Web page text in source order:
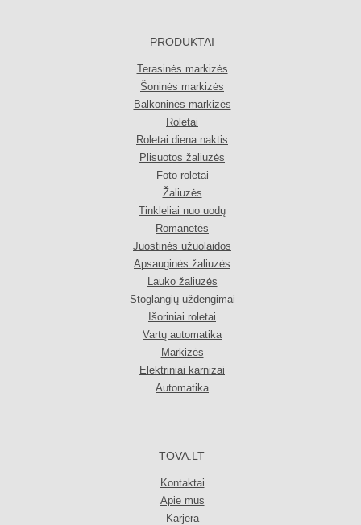
PRODUKTAI
Terasinės markizės
Šoninės markizės
Balkoninės markizės
Roletai
Roletai diena naktis
Plisuotos žaliuzės
Foto roletai
Žaliuzės
Tinkleliai nuo uodų
Romanetės
Juostinės užuolaidos
Apsauginės žaliuzės
Lauko žaliuzės
Stoglangių uždengimai
Išoriniai roletai
Vartų automatika
Markizės
Elektriniai karnizai
Automatika
TOVA.LT
Kontaktai
Apie mus
Karjera